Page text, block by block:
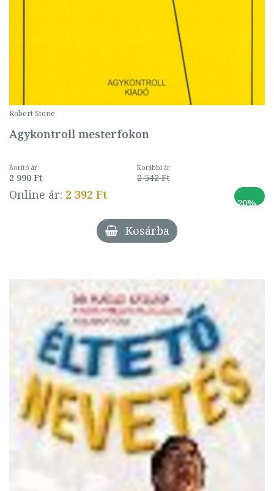
Robert Stone
Agykontroll mesterfokon
Borító ár:
2 990 Ft
Korábbi ár:
2 542 Ft
Online ár: 2 392 Ft
-
20%
Kosárba